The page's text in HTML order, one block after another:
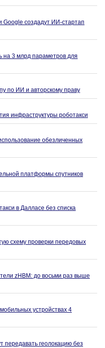
создадут ИИ-стартап
на 3 млрд параметров для
по ИИ и авторскому праву
инфраструктуры роботакси
обезличенных
платформы спутников
в Далласе без списка
схему проверки передовых
zHBM: до восьми раз выше
устройствах 4
передавать геолокацию без